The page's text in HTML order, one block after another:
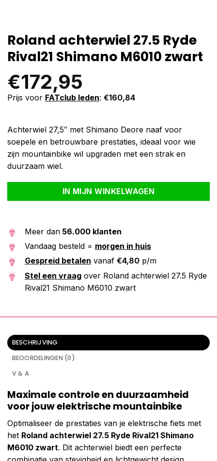
Roland achterwiel 27.5 Ryde
Rival21 Shimano M6010 zwart
€172,95
Prijs voor FATclub leden: €160,84
Achterwiel 27,5″ met Shimano Deore naaf voor
soepele en betrouwbare prestaties, ideaal voor wie
zijn mountainbike wil upgraden met een strak en
duurzaam wiel.
IN MIJN WINKELWAGEN
Meer dan 56.000 klanten
Vandaag besteld = morgen in huis
Gespreid betalen vanaf €4,80 p/m
Stel een vraag over Roland achterwiel 27.5 Ryde
Rival21 Shimano M6010 zwart
BESCHRIJVING
BEOORDELINGEN (0)
V & A
Maximale controle en duurzaamheid
voor jouw elektrische mountainbike
Optimaliseer de prestaties van je elektrische fiets met
het Roland achterwiel 27.5 Ryde Rival21 Shimano
M6010 zwart. Dit achterwiel biedt een perfecte